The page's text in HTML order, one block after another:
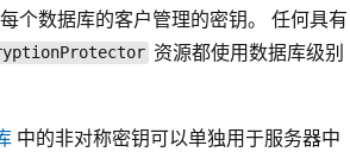
个数据库的客户管理的密钥。 任何具有
资源都使用数据库级别
中的非对称密钥可以单独用于服务器中